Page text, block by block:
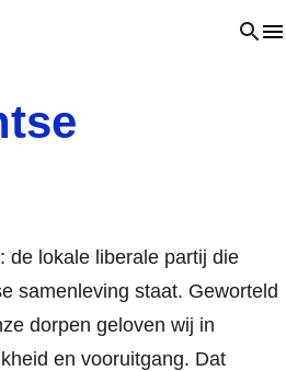
Open
de lokale liberale partij die
samenleving staat. Geworteld
dorpen geloven wij in
en vooruitgang. Dat